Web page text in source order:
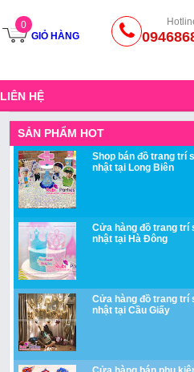
0
GIỎ HÀNG
LIÊN HỆ
SẢN PHẨM HOT
Shop bán đồ trang trí
nhật tại Long Biên
Cửa hàng đồ trang trí
nhật tại Hà Đông
Cửa hàng đồ trang trí
nhật tại Cầu Giấy